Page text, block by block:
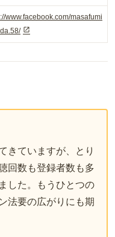
www.facebook.com/masafumi
きていますが、とり
回数も登録者数も多
した。もうひとつの
法要の広がりにも期